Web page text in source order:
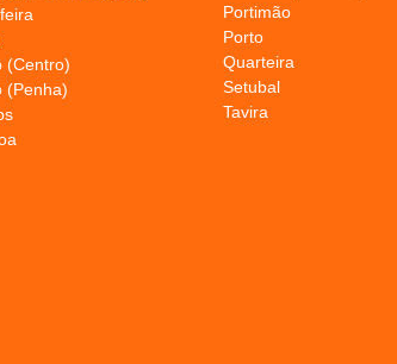
(Centro)
(Penha)
Portimão
Porto
Quarteira
Setubal
Tavira